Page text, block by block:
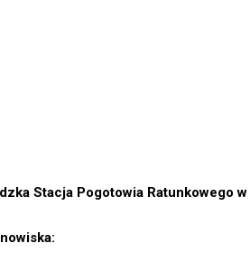
Stacja Pogotowia Ratunkowego